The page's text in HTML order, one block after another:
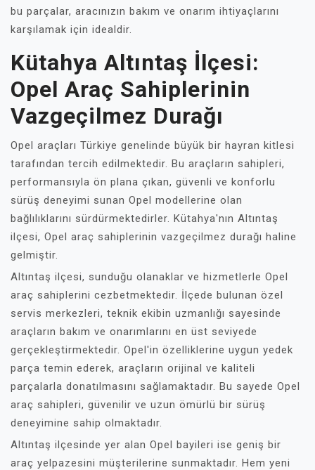
bu parçalar, aracınızın bakım ve onarım ihtiyaçlarını
karşılamak için idealdir.
Kütahya Altıntaş İlçesi:
Opel Araç Sahiplerinin
Vazgeçilmez Durağı
Opel araçları Türkiye genelinde büyük bir hayran kitlesi
tarafından tercih edilmektedir. Bu araçların sahipleri,
performansıyla ön plana çıkan, güvenli ve konforlu
sürüş deneyimi sunan Opel modellerine olan
bağlılıklarını sürdürmektedirler. Kütahya'nın Altıntaş
ilçesi, Opel araç sahiplerinin vazgeçilmez durağı haline
gelmiştir.
Altıntaş ilçesi, sunduğu olanaklar ve hizmetlerle Opel
araç sahiplerini cezbetmektedir. İlçede bulunan özel
servis merkezleri, teknik ekibin uzmanlığı sayesinde
araçların bakım ve onarımlarını en üst seviyede
gerçekleştirmektedir. Opel'in özelliklerine uygun yedek
parça temin ederek, araçların orijinal ve kaliteli
parçalarla donatılmasını sağlamaktadır. Bu sayede Opel
araç sahipleri, güvenilir ve uzun ömürlü bir sürüş
deneyimine sahip olmaktadır.
Altıntaş ilçesinde yer alan Opel bayileri ise geniş bir
araç yelpazesini müşterilerine sunmaktadır. Hem yeni